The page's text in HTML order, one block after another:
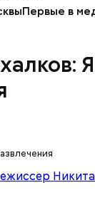
Первые в